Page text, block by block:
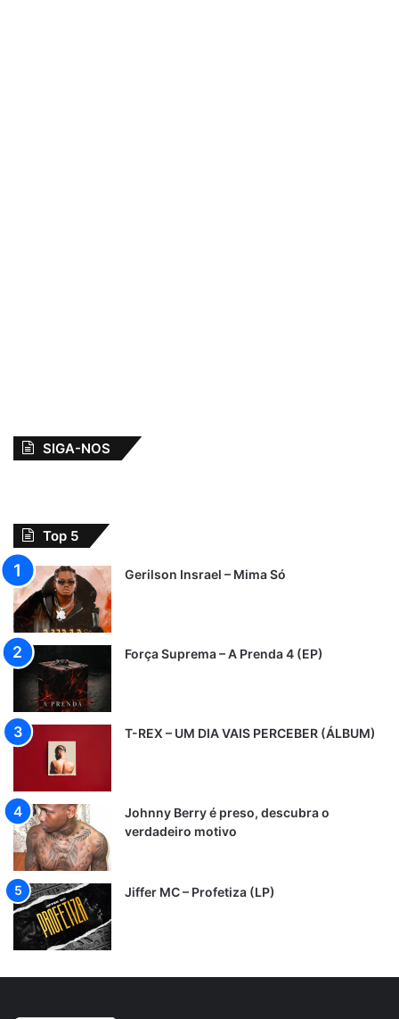
SIGA-NOS
Top 5
Gerilson Insrael – Mima Só
Força Suprema – A Prenda 4 (EP)
T-REX – UM DIA VAIS PERCEBER (ÁLBUM)
Johnny Berry é preso, descubra o
verdadeiro motivo
Jiffer MC – Profetiza (LP)